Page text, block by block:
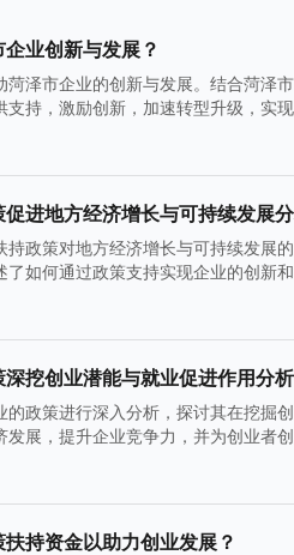
业创新与发展？
泽市企业的创新与发展。结合菏泽
持，激励创新，加速转型升级，实
进地方经济增长与可持续发展
政策对地方经济增长与可持续发展
如何通过政策支持实现企业的创新
挖创业潜能与就业促进作用分析
政策进行深入分析，探讨其在挖掘
展，提升企业竞争力，并为创业者
持资金以助力创业发展？